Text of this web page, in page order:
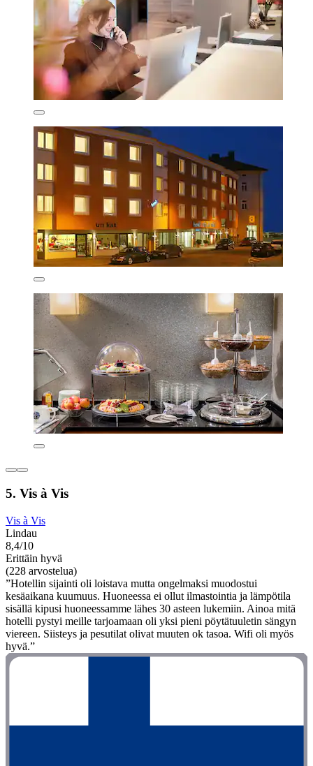
5. Vis à Vis
Vis à Vis
Lindau
8,4/10
Erittäin hyvä
(228 arvostelua)
”Hotellin sijainti oli loistava mutta ongelmaksi muodostui
kesäaikana kuumuus. Huoneessa ei ollut ilmastointia ja lämpötila
sisällä kipusi huoneessamme lähes 30 asteen lukemiin. Ainoa mitä
hotelli pystyi meille tarjoamaan oli yksi pieni pöytätuuletin sängyn
viereen. Siisteys ja pesutilat olivat muuten ok tasoa. Wifi oli myös
hyvä.”